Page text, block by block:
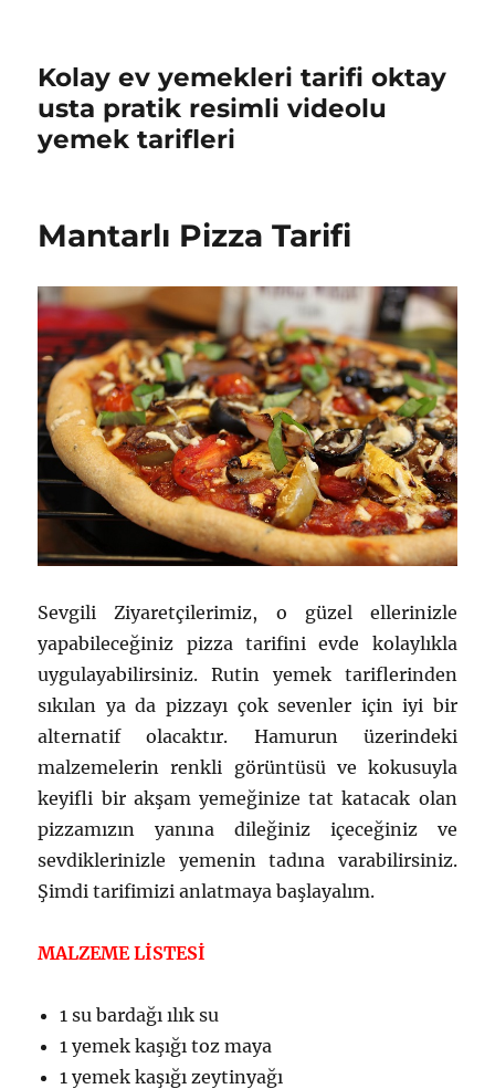
Kolay ev yemekleri tarifi oktay
usta pratik resimli videolu
yemek tarifleri
Mantarlı Pizza Tarifi
Sevgili Ziyaretçilerimiz, o güzel ellerinizle
yapabileceğiniz pizza tarifini evde kolaylıkla
uygulayabilirsiniz. Rutin yemek tariflerinden
sıkılan ya da pizzayı çok sevenler için iyi bir
alternatif olacaktır. Hamurun üzerindeki
malzemelerin renkli görüntüsü ve kokusuyla
keyifli bir akşam yemeğinize tat katacak olan
pizzamızın yanına dileğiniz içeceğiniz ve
sevdiklerinizle yemenin tadına varabilirsiniz.
Şimdi tarifimizi anlatmaya başlayalım.
MALZEME LİSTESİ
1 su bardağı ılık su
1 yemek kaşığı toz maya
1 yemek kaşığı zeytinyağı